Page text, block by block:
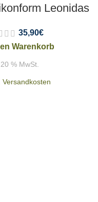
Leonidas
35,90€
Warenkorb
% MwSt.
Versandkosten